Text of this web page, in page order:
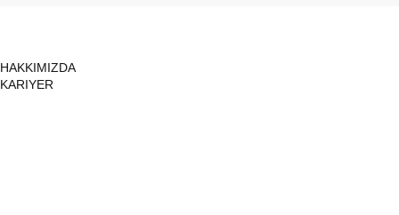
HAKKIMIZDA
KARIYER